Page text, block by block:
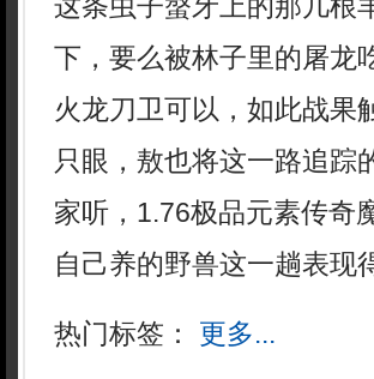
下，要么被林子里的屠龙
火龙刀卫可以，如此战果
只眼，敖也将这一路追踪
家听，1.76极品元素传奇
自己养的野兽这一趟表现
热门标签： 更多...